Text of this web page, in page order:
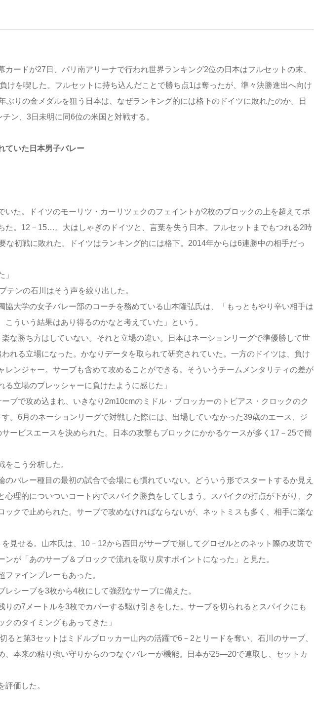
ードが27日、パリ南アリーナで行われ世界ランキング2位の日本はフルセットの末、
けを喫した。フルセットに持ち込んだことで勝ち点1は奪ったが、準々決勝進出へ向け
ぶりの金メダルを狙う日本は、なぜランキング的には格下のドイツに敗れたのか。日
ン、3日未明に同6位の米国と対戦する。
ていた日本男子バレー
た。ドイツのモーリツ・カーリツェクのフェイントが2枚のブロックの上を超えてポ
た。12－15…。大はしゃぎのドイツと、言葉を失う日本。フルセットまでもつれる2時
な初戦に敗れた。ドイツはランキング的には格下。2014年からは6連勝中の相手だっ
」
ンの石川はそう声を絞り出した。
大学の女子バレー部のコーチを務めている山本隆弘氏は、「もっともやり辛い相手は
こういう結果はあり得るのかなと考えていた」という。
楽な勝ち方はしていない。それと立場の違い。日本はネーションリーグで準優勝して世
れる立場になった。かなりデータを取られて研究されていた。一方のドイツは、負け
レンジャー。サーブも含めて攻めることができる。そういうチームメンタリティの差が
立場のプレッシャーに負けたように感じた」
ブで攻め込まれ、いきなり2m10cmのミドル・ブロッカーのトビアス・クロックのク
。6月のネーションリーグで対戦した際には、出場していなかった39歳のエース、ジ
ービスエースを決められた。日本の攻撃もブロックにかかるケースが多く17－25で簡
こう分析した。
のバレー種目の最初の試合で会場にも慣れていない。どういう形でスタートするか見え
心理的についついコート内でスパイク勝負をしてしまう。スパイクの打点が下がり、ク
ックで止められた。サーブで攻めなければならないが、ネットミスも多く、相手に楽な
見せる。山本氏は、10－12から西田がサーブで崩してグロゼルとのネット際の攻防で
ンが「あのサーブ＆ブロックで流れを取り戻すポイントになった」と見た。
ァインプレーもあった。
シーブを3枚から4枚にして強烈なサーブに備えた。
りの7メートルを3枚でカバーする駆け引きをした。サーブを切られるとスパイクにも
のタイミングもあってきた」
と第3セットはミドルブロッカー山内の活躍で6－2とリードを奪い、石川のサーブ、
、本来の粘り強い守りからのつなぐバレーが機能。日本が25―20で連取し、セットカ
価した。